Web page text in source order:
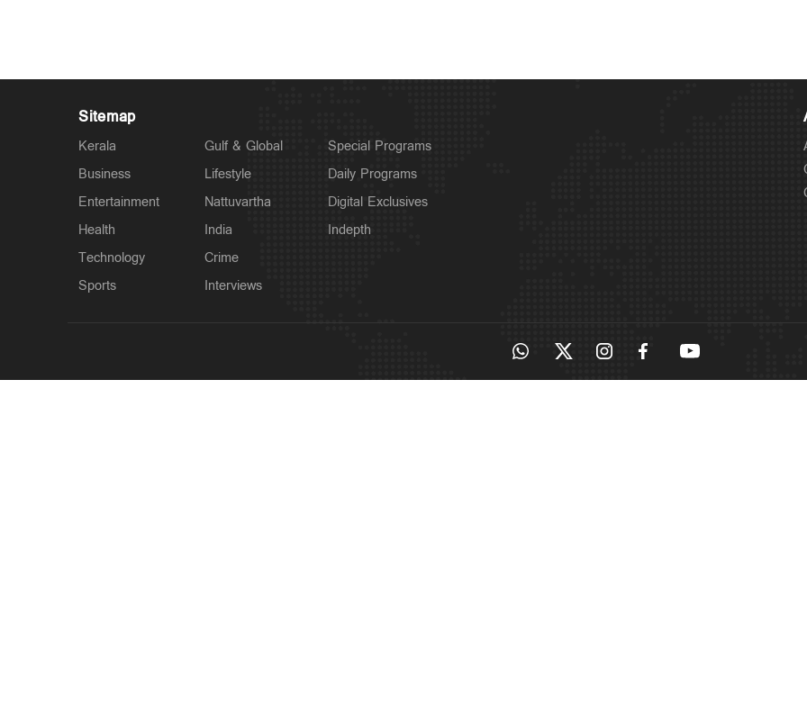
Sitemap
Kerala
Business
Entertainment
Health
Technology
Sports
Gulf & Global
Lifestyle
Nattuvartha
India
Crime
Interviews
Special Programs
Daily Programs
Digital Exclusives
Indepth